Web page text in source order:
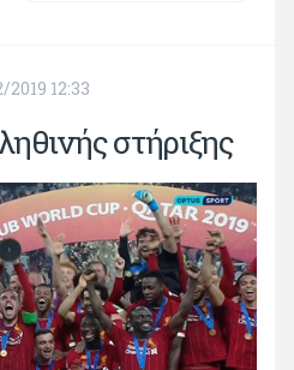
2019 12:33
στήριξης